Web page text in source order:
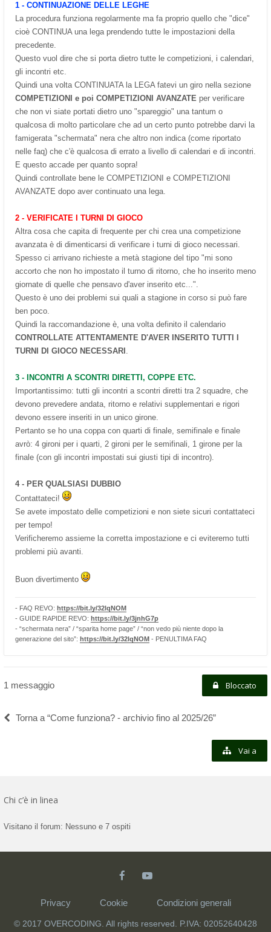
1 - CONTINUAZIONE DELLE LEGHE
La procedura funziona regolarmente ma fa proprio quello che "dice"
cioè CONTINUA una lega prendendo tutte le impostazioni della
precedente.
Questo vuol dire che si porta dietro tutte le competizioni, i calendari,
gli incontri etc.
Quindi una volta CONTINUATA la LEGA fatevi un giro nella sezione
COMPETIZIONI e poi COMPETIZIONI AVANZATE per verificare
che non vi siate portati dietro uno "spareggio" una tantum o
qualcosa di molto particolare che ad un certo punto potrebbe darvi la
famigerata "schermata" nera che altro non indica (come riportato
nelle faq) che c'è qualcosa di errato a livello di calendari e di incontri.
E questo accade per quanto sopra!
Quindi controllate bene le COMPETIZIONI e COMPETIZIONI
AVANZATE dopo aver continuato una lega.
2 - VERIFICATE I TURNI DI GIOCO
Altra cosa che capita di frequente per chi crea una competizione
avanzata è di dimenticarsi di verificare i turni di gioco necessari.
Spesso ci arrivano richieste a metà stagione del tipo "mi sono
accorto che non ho impostato il turno di ritorno, che ho inserito meno
giornate di quelle che pensavo d'aver inserito etc...".
Questo è uno dei problemi sui quali a stagione in corso si può fare
ben poco.
Quindi la raccomandazione è, una volta definito il calendario
CONTROLLATE ATTENTAMENTE D'AVER INSERITO TUTTI I
TURNI DI GIOCO NECESSARI .
3 - INCONTRI A SCONTRI DIRETTI, COPPE ETC.
Importantissimo: tutti gli incontri a scontri diretti tra 2 squadre, che
devono prevedere andata, ritorno e relativi supplementari e rigori
devono essere inseriti in un unico girone.
Pertanto se ho una coppa con quarti di finale, semifinale e finale
avrò: 4 gironi per i quarti, 2 gironi per le semifinali, 1 girone per la
finale (con gli incontri impostati sui giusti tipi di incontro).
4 - PER QUALSIASI DUBBIO
Contattateci!
Se avete impostato delle competizioni e non siete sicuri contattateci
per tempo!
Verificheremo assieme la corretta impostazione e ci eviteremo tutti
problemi più avanti.
Buon divertimento
- FAQ REVO: https://bit.ly/32lqNOM
- GUIDE RAPIDE REVO: https://bit.ly/3jnhG7p
- “schermata nera” / “sparita home page” / “non vedo più niente dopo la
generazione del sito”: https://bit.ly/32lqNOM - PENULTIMA FAQ
1 messaggio Bloccato
Torna a “Come funziona? - archivio fino al 2025/26”
Vai a
Chi c’è in linea
Visitano il forum: Nessuno e 7 ospiti
Privacy Cookie Condizioni generali
© 2017 OVERCODING. All rights reserved. P.IVA: 02052640428